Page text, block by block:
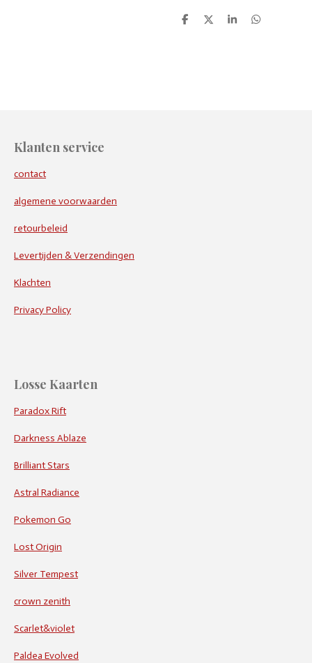
D
D
S
D
Klanten service
contact
algemene voorwaarden
retourbeleid
Levertijden & Verzendingen
Klachten
Privacy Policy
Losse Kaarten
Paradox Rift
Darkness Ablaze
Brilliant Stars
Astral Radiance
Pokemon Go
Lost Origin
Silver Tempest
crown zenith
Scarlet&violet
Paldea Evolved